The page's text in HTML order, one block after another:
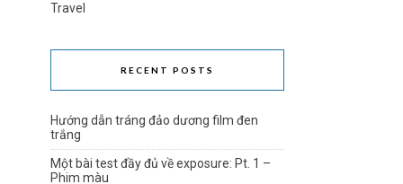
Travel
RECENT POSTS
Hướng dẫn tráng đảo dương film đen
trắng
Một bài test đầy đủ về exposure: Pt. 1 –
Phim màu